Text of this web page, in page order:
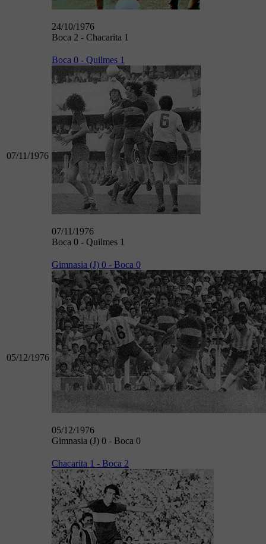
24/10/1976
Boca 2 - Chacarita 1
07/11/1976
Boca 0 - Quilmes 1
07/11/1976
Boca 0 - Quilmes 1
05/12/1976
Gimnasia (J) 0 - Boca 0
05/12/1976
Gimnasia (J) 0 - Boca 0
Chacarita 1 - Boca 2